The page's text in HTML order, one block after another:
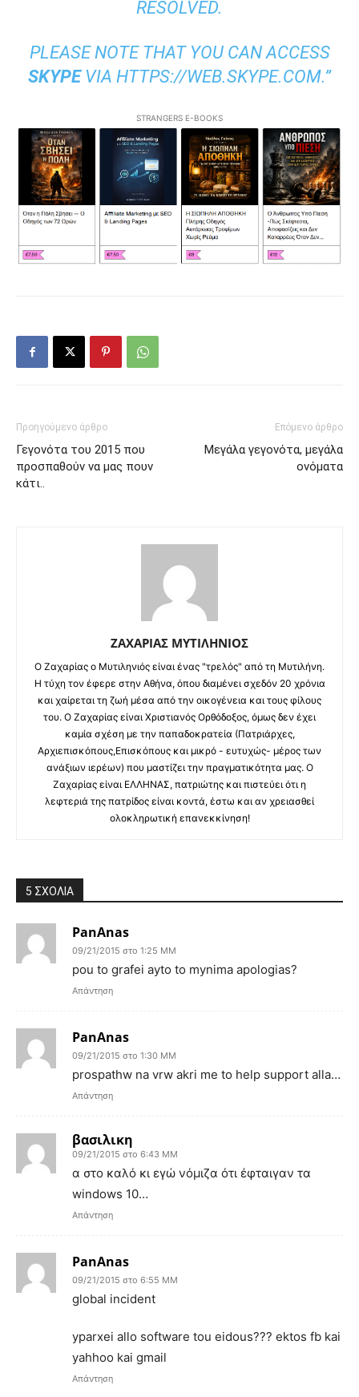
RESOLVED.
PLEASE NOTE THAT YOU CAN ACCESS
SKYPEVIA HTTPS://WEB.SKYPE.COM.”
STRANGERS E-BOOKS
Προηγούμενο άρθρο
Γεγονότα του 2015 που
προσπαθούν να μας πουν
κάτι..
Επόμενο άρθρο
Μεγάλα γεγονότα, μεγάλα
ονόματα
ΖΑΧΑΡΙΑΣ ΜΥΤΙΛΗΝΙΟΣ
O Ζαχαρίας ο Μυτιληνιός είναι ένας "τρελός" από τη Μυτιλήνη.
Η τύχη τον έφερε στην Αθήνα, όπου διαμένει σχεδόν 20 χρόνια
και χαίρεται τη ζωή μέσα από την οικογένεια και τους φίλους
του. Ο Ζαχαρίας είναι Χριστιανός Ορθόδοξος, όμως δεν έχει
καμία σχέση με την παπαδοκρατεία (Πατριάρχες,
Αρχιεπισκόπους,Επισκόπους και μικρό - ευτυχώς- μέρος των
ανάξιων ιερέων) που μαστίζει την πραγματικότητα μας. Ο
Ζαχαρίας είναι ΕΛΛΗΝΑΣ, πατριώτης και πιστεύει ότι η
λεφτεριά της πατρίδος είναι κοντά, έστω και αν χρειασθεί
ολοκληρωτική επανεκκίνηση!
5 ΣΧΟΛΙΑ
PanAnas
09/21/2015 στο 1:25 ΜΜ
pou to grafei ayto to mynima apologias?
Απάντηση
PanAnas
09/21/2015 στο 1:30 ΜΜ
prospathw na vrw akri me to help support alla…
Απάντηση
βασιλικη
09/21/2015 στο 6:43 ΜΜ
α στο καλό κι εγώ νόμιζα ότι έφταιγαν τα
windows 10…
Απάντηση
PanAnas
09/21/2015 στο 6:55 ΜΜ
global incident
yparxei allo software tou eidous??? ektos fb kai
yahhoo kai gmail
Απάντηση